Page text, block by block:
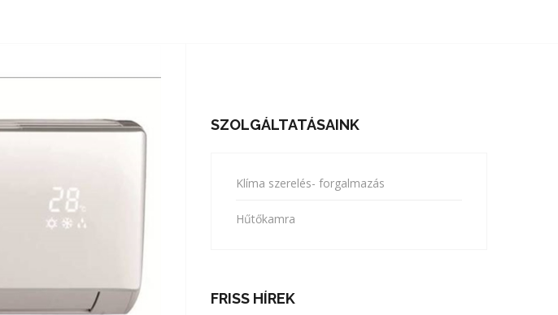
SZOLGÁLTATÁSAINK
Klíma szerelés- forgalmazás
Hűtőkamra
FRISS HÍREK